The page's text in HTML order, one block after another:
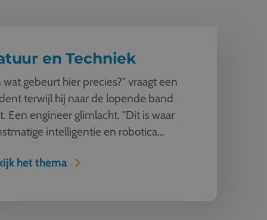
en Techniek
wat gebeurt hier precies?" vraagt een
terwijl hij naar de lopende band
Een engineer glimlacht. "Dit is waar
intelligentie en robotica
het thema